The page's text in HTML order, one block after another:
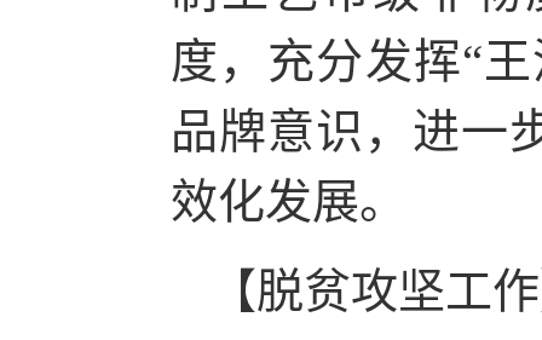
度，充分发挥“
品牌意识，进一
效化发展。
【脱贫攻坚工